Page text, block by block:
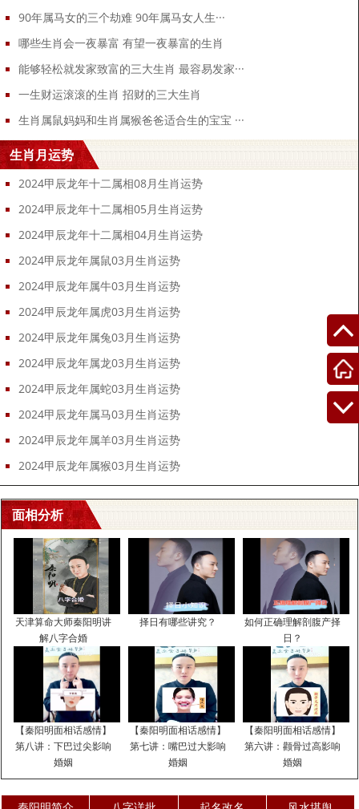
90年属马女的三个劫难 90年属马女人生···
哪些生肖会一夜暴富 有望一夜暴富的生肖
能够轻松就发家致富的三大生肖 最容易发家···
一生财运滚滚的生肖 招财的三大生肖
生肖属鼠妈妈和生肖属猴爸爸适合生的宝宝 ···
生肖月运势
2024甲辰龙年十二属相08月生肖运势
2024甲辰龙年十二属相05月生肖运势
2024甲辰龙年十二属相04月生肖运势
2024甲辰龙年属鼠03月生肖运势
2024甲辰龙年属牛03月生肖运势
2024甲辰龙年属虎03月生肖运势
2024甲辰龙年属兔03月生肖运势
2024甲辰龙年属龙03月生肖运势
2024甲辰龙年属蛇03月生肖运势
2024甲辰龙年属马03月生肖运势
2024甲辰龙年属羊03月生肖运势
2024甲辰龙年属猴03月生肖运势
面相分析
天津算命大师秦阳明讲
解八字合婚
择日有哪些讲究？
如何正确理解剖腹产择
日？
【秦阳明面相话感情】
第八讲：下巴过尖影响
婚姻
【秦阳明面相话感情】
第七讲：嘴巴过大影响
婚姻
【秦阳明面相话感情】
第六讲：颧骨过高影响
婚姻